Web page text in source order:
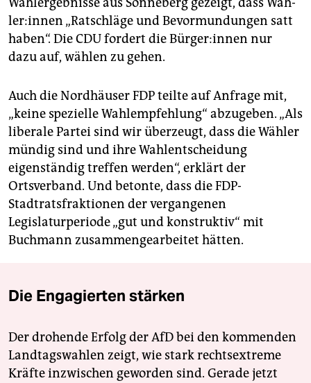
le­r:in­nen „Ratschläge und Bevormundungen satt
haben“. Die CDU fordert die Bür­ge­r:in­nen nur
dazu auf, wählen zu gehen.
Auch die Nordhäuser FDP teilte auf Anfrage mit,
„keine spezielle Wahlempfehlung“ abzugeben. „Als
liberale Partei sind wir überzeugt, dass die Wähler
mündig sind und ihre Wahlentscheidung
eigenständig treffen werden“, erklärt der
Ortsverband. Und betonte, dass die FDP-
Stadtratsfraktionen der vergangenen
Legislaturperiode „gut und konstruktiv“ mit
Buchmann zusammengearbeitet hätten.
Die Engagierten stärken
Der drohende Erfolg der AfD bei den kommenden
Landtagswahlen zeigt, wie stark rechtsextreme
Kräfte inzwischen geworden sind. Gerade jetzt